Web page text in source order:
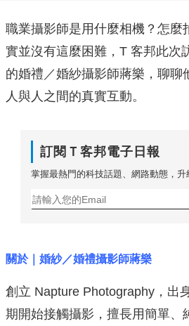
職業攝影師是用什麼相機？怎麼
實並沒有這麼困難，T 客邦此次
的婚禮／婚紗攝影師蔣樂，聊聊
人與人之間的真實互動。
訂閱Ｔ客邦電子日報
掌握最熱門的科技話題、網路動態，升
關於｜婚紗／婚禮攝影師蔣樂
創立 Napture Photography，出
期開始接觸攝影，擅長用簡單、